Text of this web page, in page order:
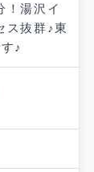
！湯沢イ
ス抜群♪東
♪